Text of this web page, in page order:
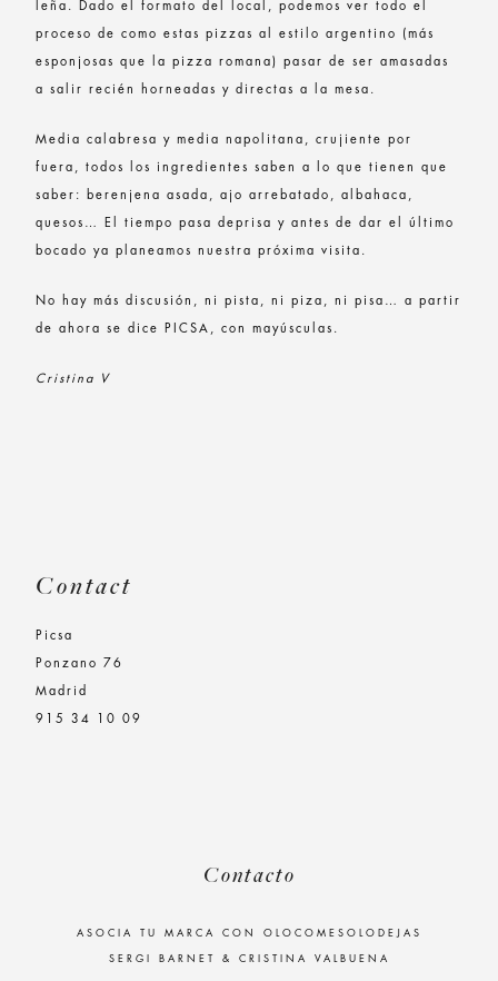
leña. Dado el formato del local, podemos ver todo el
proceso de como estas pizzas al estilo argentino (más
esponjosas que la pizza romana) pasar de ser amasadas
a salir recién horneadas y directas a la mesa.
Media calabresa y media napolitana, crujiente por
fuera, todos los ingredientes saben a lo que tienen que
saber: berenjena asada, ajo arrebatado, albahaca,
quesos… El tiempo pasa deprisa y antes de dar el último
bocado ya planeamos nuestra próxima visita.
No hay más discusión, ni pista, ni piza, ni pisa… a partir
de ahora se dice PICSA, con mayúsculas.
Cristina V
Contact
Picsa
Ponzano 76
Madrid
915 34 10 09
Contacto
ASOCIA TU MARCA CON OLOCOMESOLODEJAS
SERGI BARNET & CRISTINA VALBUENA